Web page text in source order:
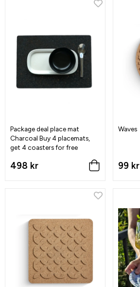
Package deal place mat
Charcoal Buy 4 placemats,
get 4 coasters for free
498 kr
Waves
99 kr